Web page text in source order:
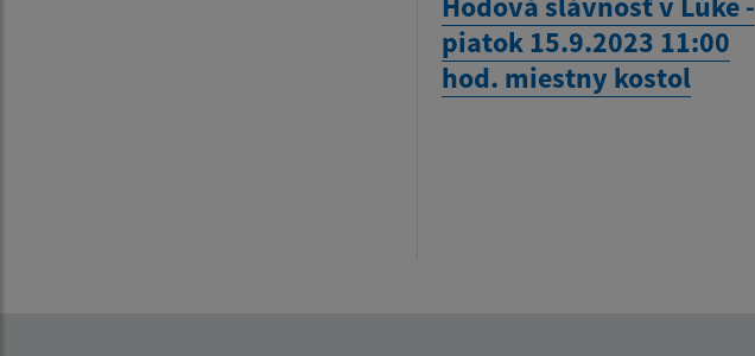
piatok 15.9.2023 11:00
hod. miestny kostol